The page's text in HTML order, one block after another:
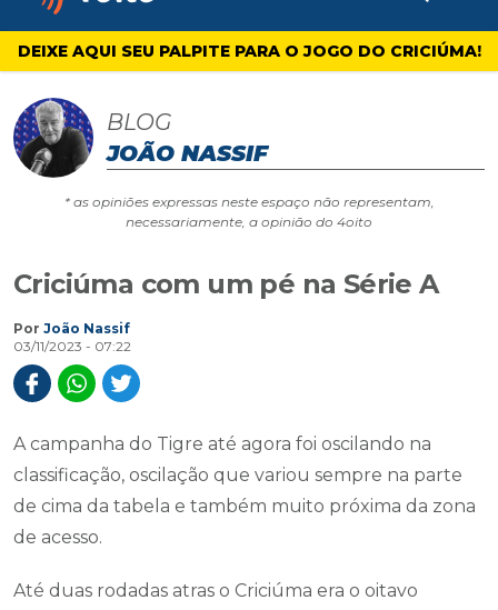
4oito
DEIXE AQUI SEU PALPITE PARA O JOGO DO CRICIÚMA!
BLOG
JOÃO NASSIF
* as opiniões expressas neste espaço não representam,
necessariamente, a opinião do 4oito
Criciúma com um pé na Série A
Por João Nassif
03/11/2023 - 07:22
A campanha do Tigre até agora foi oscilando na
classificação, oscilação que variou sempre na parte
de cima da tabela e também muito próxima da zona
de acesso.
Até duas rodadas atras o Criciúma era o oitavo